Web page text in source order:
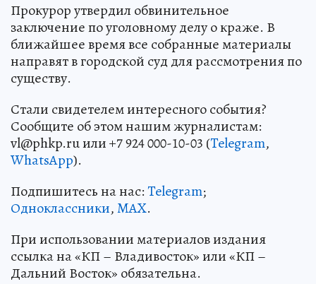
Прокурор утвердил обвинительное
заключение по уголовному делу о краже. В
ближайшее время все собранные материалы
направят в городской суд для рассмотрения по
существу.
Стали свидетелем интересного события?
Сообщите об этом нашим журналистам:
vl@phkp.ru или +7 924 000-10-03 (Telegram,
WhatsApp).
Подпишитесь на нас:Telegram;
Одноклассники,MAX.
При использовании материалов издания
ссылка на «КП – Владивосток» или «КП –
Дальний Восток» обязательна.